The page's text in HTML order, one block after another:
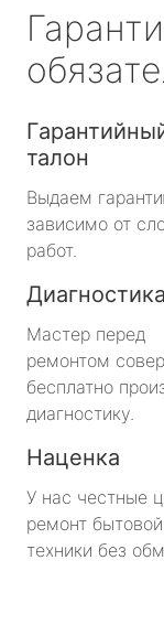
талон
Выдаем
зависимо от
работ.
Диагностика
Мастер перед
ремонтом
бесплатно
диагностику.
Наценка
У нас честные
ремонт бытовой
техники без